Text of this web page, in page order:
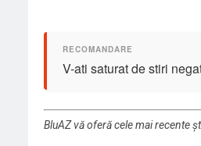
V-ati saturat de stiri
BluAZ vă oferă cele mai recente